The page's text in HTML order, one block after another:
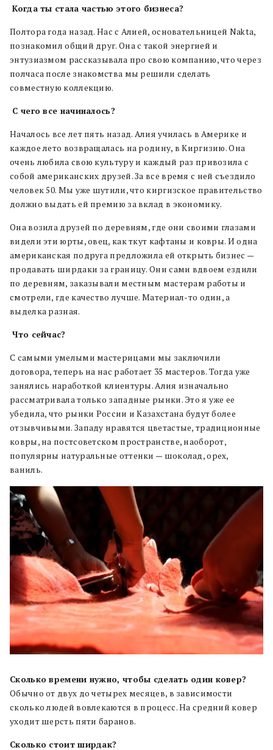
Когда ты стала частью этого бизнеса?
Полтора года назад. Нас с Алией, основательницей Nakta,
познакомил общий друг. Она с такой энергией и
энтузиазмом рассказывала про свою компанию, что через
полчаса после знакомства мы решили сделать
совместную коллекцию.
С чего все начиналось?
Началось все лет пять назад. Алия училась в Америке и
каждое лето возвращалась на родину, в Киргизию. Она
очень любила свою культуру и каждый раз привозила с
собой американских друзей. За все время с ней съездило
человек 50. Мы уже шутили, что киргизское правительство
должно выдать ей премию за вклад в экономику.
Она возила друзей по деревням, где они своими глазами
видели эти юрты, овец, как ткут кафтаны и ковры. И одна
американская подруга предложила ей открыть бизнес —
продавать ширдаки за границу. Они сами вдвоем ездили
по деревням, заказывали местным мастерам работы и
смотрели, где качество лучше. Материал-то один, а
выделка разная.
Что сейчас?
С самыми умелыми мастерицами мы заключили
договора, теперь на нас работает 35 мастеров. Тогда уже
занялись наработкой клиентуры. Алия изначально
рассматривала только западные рынки. Это я уже ее
убедила, что рынки России и Казахстана будут более
отзывчивыми. Западу нравятся цветастые, традиционные
ковры, на постсоветском пространстве, наоборот,
популярны натуральные оттенки — шоколад, орех,
ваниль.
Сколько времени нужно, чтобы сделать один ковер?
Обычно от двух до четырех месяцев, в зависимости
сколько людей вовлекаются в процесс. На средний ковер
уходит шерсть пяти баранов.
Сколько стоит ширдак?